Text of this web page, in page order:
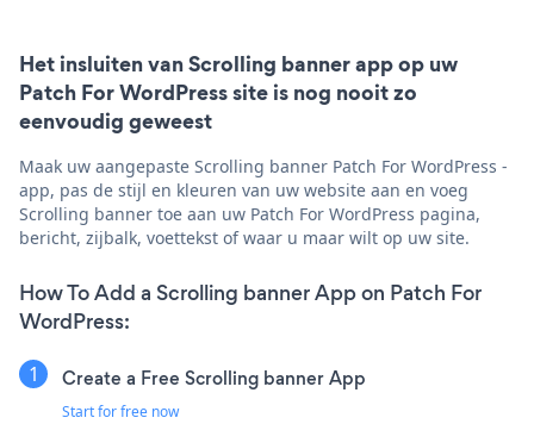
Het insluiten van Scrolling banner app op uw
Patch For WordPress site is nog nooit zo
eenvoudig geweest
Maak uw aangepaste Scrolling banner Patch For WordPress -
app, pas de stijl en kleuren van uw website aan en voeg
Scrolling banner toe aan uw Patch For WordPress pagina,
bericht, zijbalk, voettekst of waar u maar wilt op uw site.
How To Add a Scrolling banner App on Patch For
WordPress:
Create a Free Scrolling banner App
Start for free now